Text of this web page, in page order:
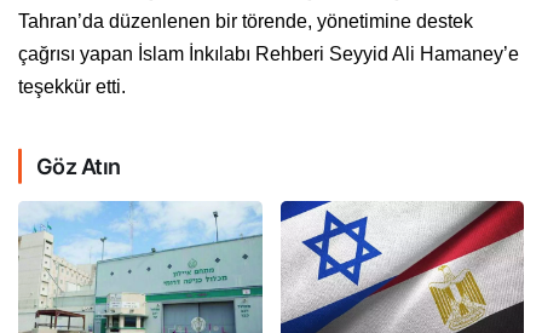
Tahran’da düzenlenen bir törende, yönetimine destek
çağrısı yapan İslam İnkılabı Rehberi Seyyid Ali Hamaney’e
teşekkür etti.
Göz Atın